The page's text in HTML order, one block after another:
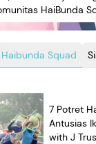
Haibunda Squad
HaiBunda
7 Potret
Antusias
with J